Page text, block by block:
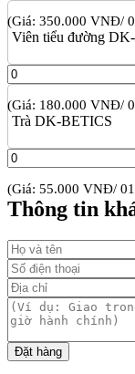
(Giá: 350.000 VNĐ/
Viên tiểu đường
(Giá: 180.000 VNĐ/
Trà DK-BETICS
(Giá: 55.000 VNĐ/
Thông tin